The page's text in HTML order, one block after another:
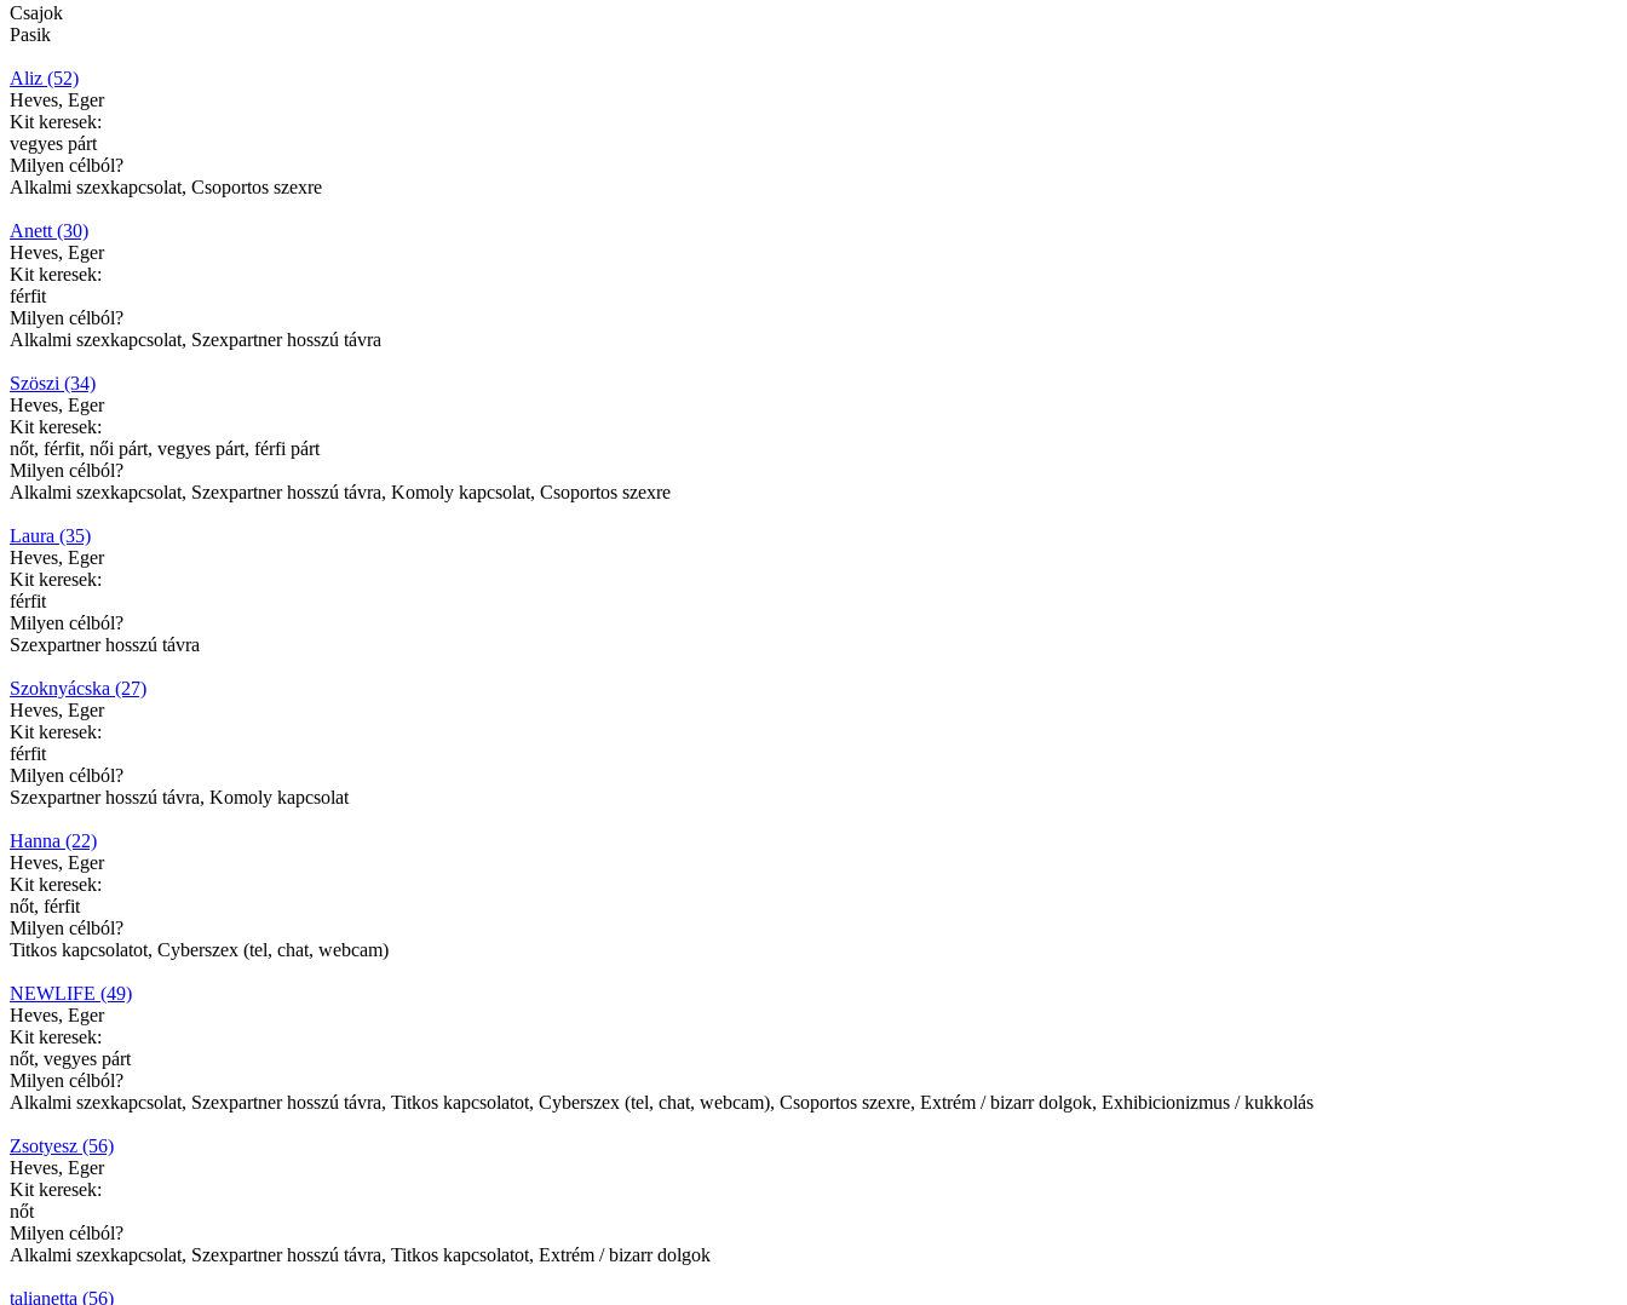
Csajok
Pasik
Aliz (52)
Heves, Eger
Kit keresek:
vegyes párt
Milyen célból?
Alkalmi szexkapcsolat, Csoportos szexre
Anett (30)
Heves, Eger
Kit keresek:
férfit
Milyen célból?
Alkalmi szexkapcsolat, Szexpartner hosszú távra
Szöszi (34)
Heves, Eger
Kit keresek:
nőt, férfit, női párt, vegyes párt, férfi párt
Milyen célból?
Alkalmi szexkapcsolat, Szexpartner hosszú távra, Komoly kapcsolat, Csoportos szexre
Laura (35)
Heves, Eger
Kit keresek:
férfit
Milyen célból?
Szexpartner hosszú távra
Szoknyácska (27)
Heves, Eger
Kit keresek:
férfit
Milyen célból?
Szexpartner hosszú távra, Komoly kapcsolat
Hanna (22)
Heves, Eger
Kit keresek:
nőt, férfit
Milyen célból?
Titkos kapcsolatot, Cyberszex (tel, chat, webcam)
NEWLIFE (49)
Heves, Eger
Kit keresek:
nőt, vegyes párt
Milyen célból?
Alkalmi szexkapcsolat, Szexpartner hosszú távra, Titkos kapcsolatot, Cyberszex (tel, chat, webcam), Csoportos szexre, Extrém / bizarr dolgok, Exhibicionizmus / kukkolás
Zsotyesz (56)
Heves, Eger
Kit keresek:
nőt
Milyen célból?
Alkalmi szexkapcsolat, Szexpartner hosszú távra, Titkos kapcsolatot, Extrém / bizarr dolgok
talianetta (56)